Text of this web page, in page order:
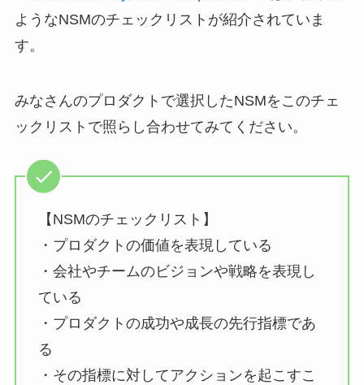
ようなNSMのチェックリストが紹介されていま
す。
みなさんのプロダクトで選択したNSMをこのチェ
ックリストで照らし合わせてみてください。
【NSMのチェックリスト】
・プロダクトの価値を表現している
・会社やチームのビジョンや戦略を表現し
ている
・プロダクトの成功や成長の先行指標であ
る
・その指標に対してアクションを起こすこ